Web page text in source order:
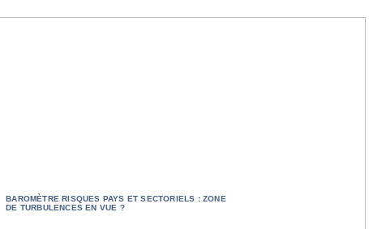
BAROMÈTRE RISQUES PAYS ET SECTORIELS : ZONE
DE TURBULENCES EN VUE ?